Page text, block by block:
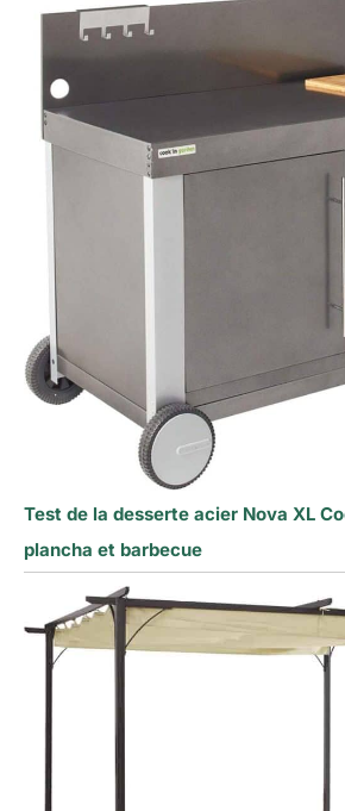
Test de la desserte acier Nova XL
plancha et barbecue